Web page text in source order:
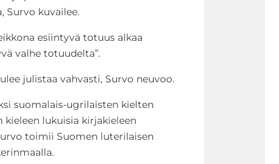
Survo kuvailee.
esiintyvä totuus alkaa
valhe totuudelta”.
julistaa vahvasti, Survo neuvoo.
suomalais-ugrilaisten kielten
lukuisia kirjakieleen
toimii Suomen luterilaisen